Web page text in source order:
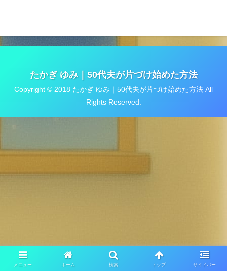
たかぎ ゆみ｜50代夫が片づけ始めた方法
Copyright © 2018 たかぎ ゆみ｜50代夫が片づけ始めた方法 All
Rights Reserved.
メニュー ホーム 検索 トップ サイドバー